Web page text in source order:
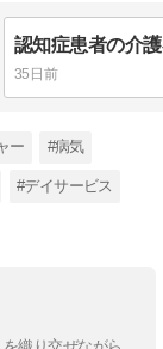
35日前
ー #病気
#デイサービス